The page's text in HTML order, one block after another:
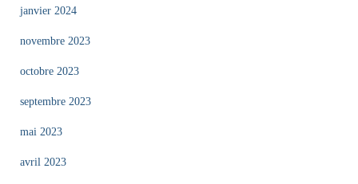
janvier 2024
novembre 2023
octobre 2023
septembre 2023
mai 2023
avril 2023